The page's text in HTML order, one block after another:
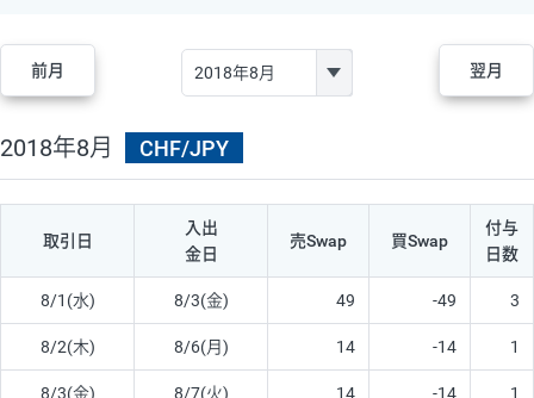
前月 翌月
2018年8月 CHF/JPY
取引日
入出
金日
売Swap 買Swap
付与
日数
8/1(水) 8/3(金) 49 -49 3
8/2(木) 8/6(月) 14 -14 1
8/3(金) 8/7(火) 14 -14 1